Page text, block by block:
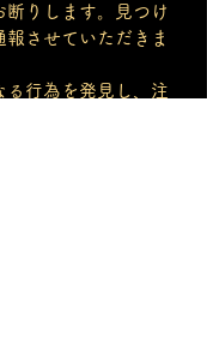
断りします。見つけ
させていただきま
る行為を発見し、注